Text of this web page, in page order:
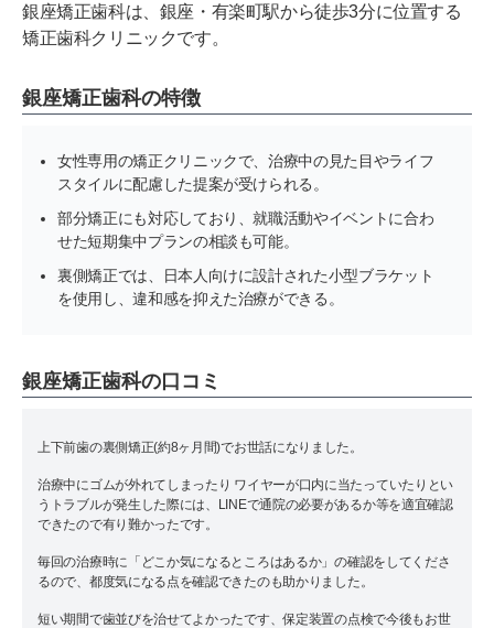
銀座矯正歯科は、銀座・有楽町駅から徒歩3分に位置する
矯正歯科クリニックです。
銀座矯正歯科の特徴
女性専用の矯正クリニックで、治療中の見た目やライフ
スタイルに配慮した提案が受けられる。
部分矯正にも対応しており、就職活動やイベントに合わ
せた短期集中プランの相談も可能。
裏側矯正では、日本人向けに設計された小型ブラケット
を使用し、違和感を抑えた治療ができる。
銀座矯正歯科の口コミ
上下前歯の裏側矯正(約8ヶ月間)でお世話になりました。
治療中にゴムが外れてしまったり ワイヤーが口内に当たっていたりとい
うトラブルが発生した際には、LINEで通院の必要があるか等を適宜確認
できたので有り難かったです。
毎回の治療時に「どこか気になるところはあるか」の確認をしてくださ
るので、都度気になる点を確認できたのも助かりました。
短い期間で歯並びを治せてよかったです、保定装置の点検で今後もお世